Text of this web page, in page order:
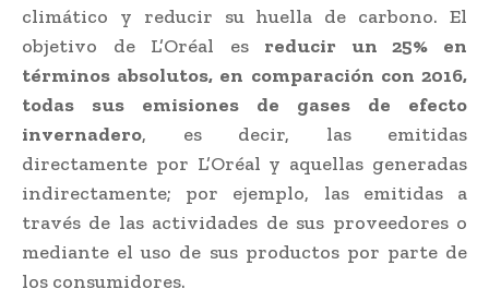
climático y reducir su huella de carbono. El
objetivo de L’Oréal es reducir un 25% en
términos absolutos, en comparación con 2016,
todas sus emisiones de gases de efecto
invernadero, es decir, las emitidas
directamente por L’Oréal y aquellas generadas
indirectamente; por ejemplo, las emitidas a
través de las actividades de sus proveedores o
mediante el uso de sus productos por parte de
los consumidores.